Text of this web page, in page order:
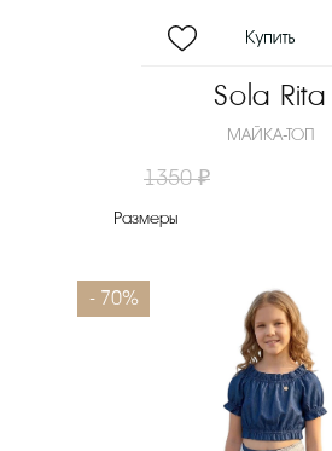
Sola Rita
МАЙКА-ТОП
1350 ₽
Размеры
- 70%